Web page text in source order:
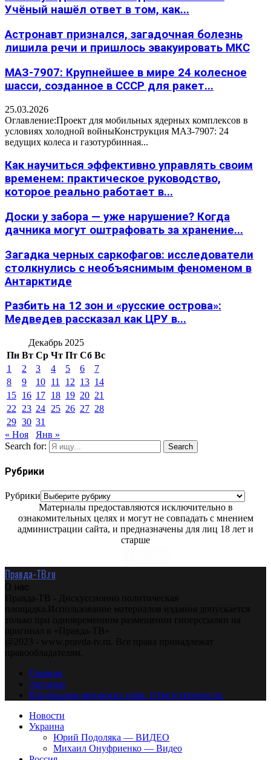
Учёный нашёл ответ в том, как...
Астронавт признался, загадочная болезнь
лишила речи и пришлось эвакуировать МКС
МАЗ-7907: Крупнейшее в мире 24 колесное
шасси, созданное в СССР для ракет...
25.03.2026
Оглавление:Проект для мобильных ядерных комплексов в
условиях холодной войныКонструкция МАЗ-7907: 24
ведущих колеса и газотурбинная...
Как научиться эффективно управлять своим
временем: практическое руководство,
которое реально работает в...
Доски у забора — уже нарушение? Когда
дачника могут оштрафовать за хранение...
Загадка черных саркофагов: исследователи
столкнулись с необъяснимым феноменом в
Антарктиде
Разбить на 12 зон и «русские острова»:
Медведев рассказал как ЦРУ в...
Декабрь 2025
Пн Вт Ср Чт Пт Сб Вс
1
2 3 4 5 6
7
8
9 10 11 12 13 14
15 16 17 18 19 20 21
22
23 24 25 26 27 28
29 30 31
« Ноя
Янв »
Search for:
Search
Рубрики
Рубрики
Материалы предоставляются исключительно в
ознакомительных целях и могут не совпадать с мнением
администрации сайта, и предназначены для лиц 18 лет и
старше
Правда-ТВ.ru
О нас
Правда-ТВ - Дискуссионно политическая
площадка.Использование материалов издания допускается
только при одновременном размещении гиперссылки на
оригинал в «Правда-ТВ»
@2023 - www.pravda-tv.ru. Все права принадлежат
правообладателям.
Главная
Авторам
Владельцам авторских прав. Ответственности.
Новости
Украина
Юрий Подоляка — ВИДЕО
Михаил Онуфриенко — Видео